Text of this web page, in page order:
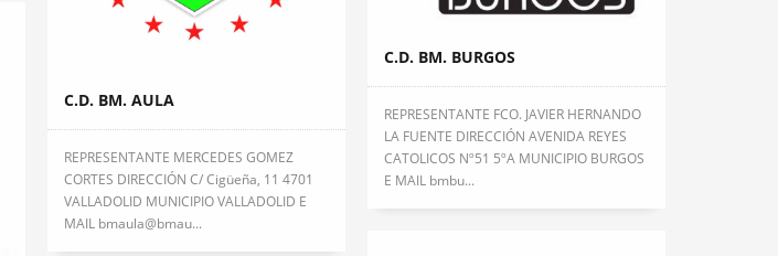
C.D. BM. BURGOS
REPRESENTANTE FCO. JAVIER HERNANDO
LA FUENTE DIRECCIÓN AVENIDA REYES
CATOLICOS Nº51 5ºA MUNICIPIO BURGOS
E MAIL bmbu...
C.D. BM. AULA
REPRESENTANTE MERCEDES GOMEZ
CORTES DIRECCIÓN C/ Cigüeña, 11 4701
VALLADOLID MUNICIPIO VALLADOLID E
MAIL bmaula@bmau...